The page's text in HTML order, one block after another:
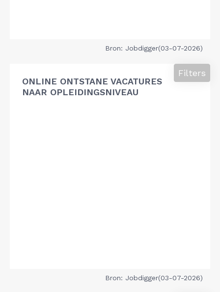
Bron: Jobdigger(03-07-2026)
ONLINE ONTSTANE VACATURES
NAAR OPLEIDINGSNIVEAU
Filters
Bron: Jobdigger(03-07-2026)